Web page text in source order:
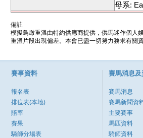
母系:
備註
模擬鳥瞰重溫由特約供應商提供，供馬迷作個人
重溫片段出現偏差。本會已盡一切努力務求有關
賽事資料
報名表
排位表(本地)
賠率
賽果
騎師分場表
賽馬消息及
賽馬消息
賽馬新聞資
主要賽事
馬匹資料
騎師資料